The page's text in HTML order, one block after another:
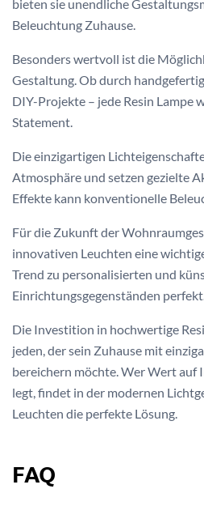
bieten sie unendliche
Beleuchtung Zuhause.
Besonders wertvoll ist die
Gestaltung. Ob durch
DIY-Projekte – jede Resin Lampe
Statement.
Die einzigartigen
Atmosphäre und setzen gezielte
Effekte kann konventionelle
Für die Zukunft der
innovativen Leuchten eine
Trend zu personalisierten und
Einrichtungsgegenständen perfekt.
Die Investition in hochwertige
jeden, der sein Zuhause mit
bereichern möchte. Wer Wert
legt, findet in der modernen
Leuchten die perfekte Lösung.
FAQ